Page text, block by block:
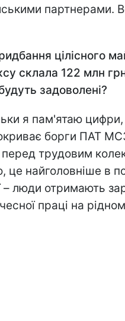
партнерами.
цілісного
склала 122 млн
задоволені?
я пам'ятаю
борги ПАТ
трудовим
це найголовніше в
– люди отримають
праці на